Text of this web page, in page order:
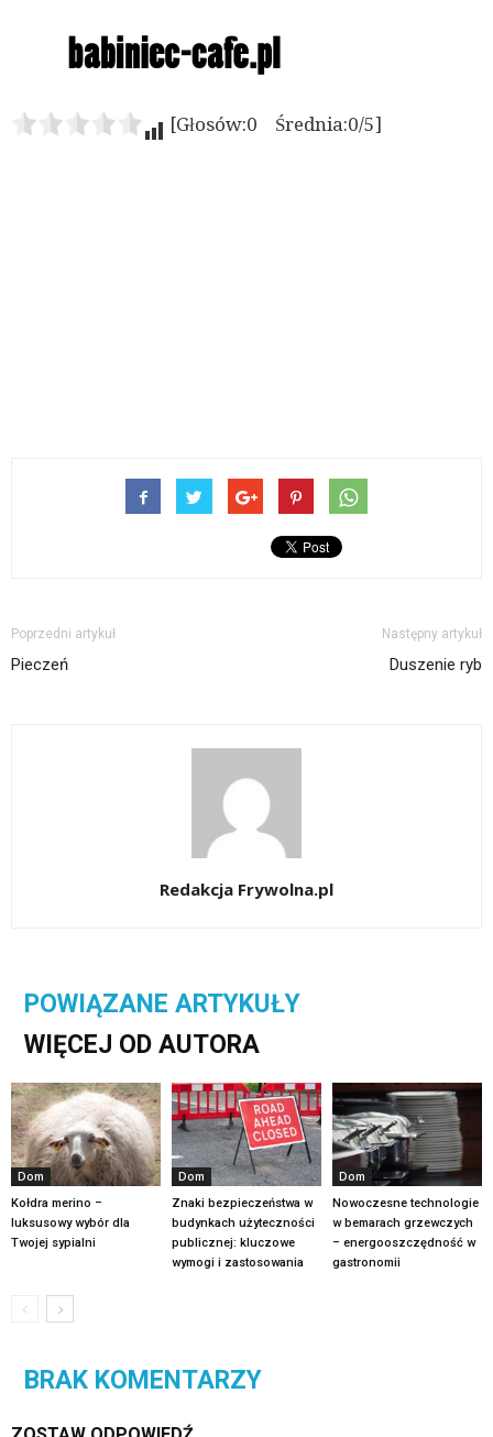
[Głosów:0 Średnia:0/5]
Poprzedni artykuł
Pieczeń
Następny artykuł
Duszenie ryb
Redakcja Frywolna.pl
POWIĄZANE ARTYKUŁY
WIĘCEJ OD AUTORA
Dom
Kołdra merino –
luksusowy wybór dla
Twojej sypialni
Dom
Znaki bezpieczeństwa w
budynkach użyteczności
publicznej: kluczowe
wymogi i zastosowania
Dom
Nowoczesne technologie
w bemarach grzewczych
– energooszczędność w
gastronomii
BRAK KOMENTARZY